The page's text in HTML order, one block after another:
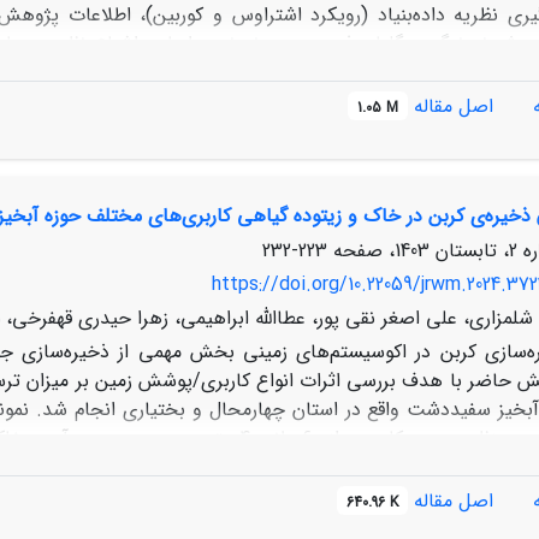
نظریه داده‌بنیاد (رویکرد اشتراوس و کوربین)، اطلاعات
شدند و در نهایت، مدل مفهومی موانع مدیریت پایدار مراتع در
پایدار مراتع شامل شرایط علی (فشار فزاینده بر مراتع،
اجتماعی، بحران‌ها و نارسایی‌ها، همکاری‌های منطقه‌ای) و
کاهش فشار و جذب سرمایه، و کاهش آلودگی ارزیابی
عشایر در فرآیند تصمیم‌گیری برای دستیابی به مدیریت پایدار مراتع
بلندمدت آنها در منطقه ارائه می‌دهد.
اصل مقاله 1.05 M
ذخیره‌ی کربن در خاک و زیتوده گیاهی کاربری‌های مختلف حوزه
223-232
https://doi.org/10.22059/
علی اصغر نقی پور، عطاالله ابراهیمی، زهرا حیدری
کربن در اکوسیستم‌های زمینی بخش مهمی از ذخیره‌سازی
حاضر با هدف بررسی اثرات انواع کاربری/پوشش زمین بر
سفیددشت واقع در استان چهارمحال و بختیاری انجام شد.
انجام شد. بدین منظور در هر کاربری، از
آنالیز واریانس یک طرفه و آزمون چند دامنه‌ای دانکن انجام
اصل مقاله 640.96 K